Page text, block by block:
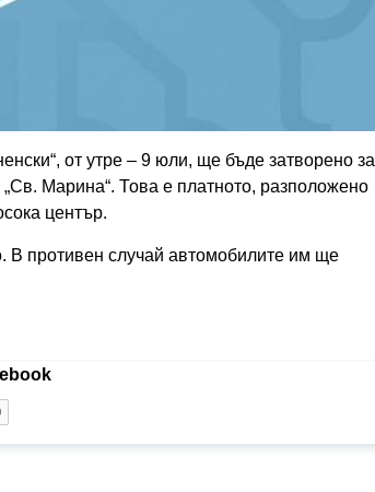
от утре – 9 юли, ще бъде затворено за
Марина“. Това е платното, разположено
център.
В противен случай автомобилите им ще